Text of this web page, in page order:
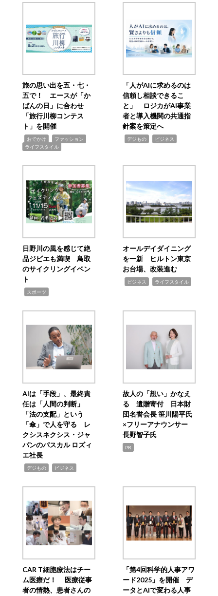
旅の思い出を五・七・
五で！ エースが「か
ばんの日」に合わせ
「旅行川柳コンテス
ト」を開催
おでかけ ファッション
ライフスタイル
「人がAIに求めるのは
信頼し相談できるこ
と」 ロジカがAI事業
者と導入機関の共通指
針案を策定へ
デジもの ビジネス
日野川の風を感じて絶
品ジビエも満喫 鳥取
のサイクリングイベン
ト
スポーツ
オールデイダイニング
を一新 ヒルトン東京
お台場、改装進む
ビジネス ライフスタイル
AIは「手段」、最終責
任は「人間の判断」
「法の支配」という
「傘」で人を守る レ
クシスネクシス・ジャ
パンのパスカル ロズィ
エ社長
デジもの ビジネス
故人の「想い」かなえ
る 遺贈寄付 日本財
団名誉会長 笹川陽平氏
×フリーアナウンサー
長野智子氏
PR
CAR T細胞療法はチー
ム医療だ！ 医療従事
者の情熱、患者さんの
「第4回科学的人事アワ
ード2025」を開催 デ
ータとAIで変わる人事